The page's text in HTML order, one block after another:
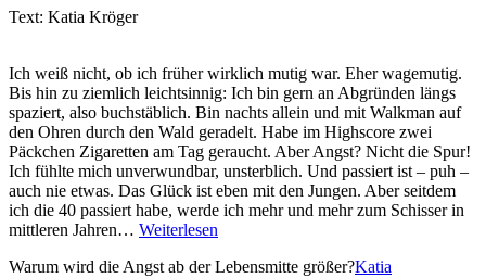
Text: Katia Kröger
Ich weiß nicht, ob ich früher wirklich mutig war. Eher wagemutig.
Bis hin zu ziemlich leichtsinnig: Ich bin gern an Abgründen längs
spaziert, also buchstäblich. Bin nachts allein und mit Walkman auf
den Ohren durch den Wald geradelt. Habe im Highscore zwei
Päckchen Zigaretten am Tag geraucht. Aber Angst? Nicht die Spur!
Ich fühlte mich unverwundbar, unsterblich. Und passiert ist – puh –
auch nie etwas. Das Glück ist eben mit den Jungen. Aber seitdem
ich die 40 passiert habe, werde ich mehr und mehr zum Schisser in
mittleren Jahren… Weiterlesen
Warum wird die Angst ab der Lebensmitte größer?Katia